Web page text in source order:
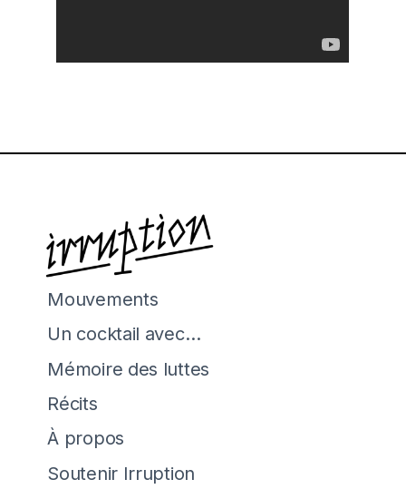
Mouvements
Un cocktail avec…
Mémoire des luttes
Récits
À propos
Soutenir Irruption